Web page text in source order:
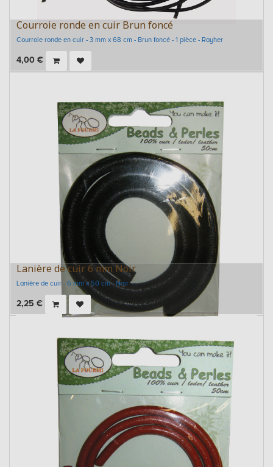
Courroie ronde en cuir Brun foncé
Courroie ronde en cuir - 3 mm x 68 cm - Brun foncé - 1 pièce - Rayher
4,00 €
Lanière de cuir 6 mm Noir
Lanière de cuir - 6 mm x 50 cm - Noir
2,25 €